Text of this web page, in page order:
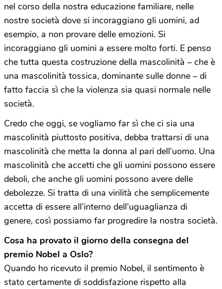
nel corso della nostra educazione familiare, nelle
nostre società dove si incoraggiano gli uomini, ad
esempio, a non provare delle emozioni. Si
incoraggiano gli uomini a essere molto forti. E penso
che tutta questa costruzione della mascolinità – che è
una mascolinità tossica, dominante sulle donne – di
fatto faccia sì che la violenza sia quasi normale nelle
società.
Credo che oggi, se vogliamo far sì che ci sia una
mascolinità piuttosto positiva, debba trattarsi di una
mascolinità che metta la donna al pari dell’uomo. Una
mascolinità che accetti che gli uomini possono essere
deboli, che anche gli uomini possono avere delle
debolezze. Si tratta di una virilità che semplicemente
accetta di essere all’interno dell’uguaglianza di
genere, così possiamo far progredire la nostra società.
Cosa ha provato il giorno della consegna del
premio Nobel a Oslo?
Quando ho ricevuto il premio Nobel, il sentimento è
stato certamente di soddisfazione rispetto alla